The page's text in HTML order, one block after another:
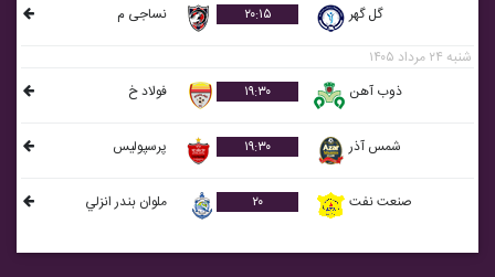
گل گهر ۲۰:۱۵
نساجی م
شنبه ۲۴ مرداد ۱۴۰۵
ذوب آهن
۱۹:۳۰ فولاد خ
شمس آذر ۱۹:۳۰ پرسپولیس
صنعت نفت ۲۰ ملوان بندر انزلي